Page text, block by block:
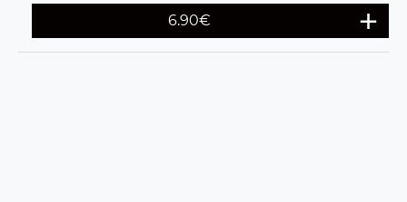
6.90€